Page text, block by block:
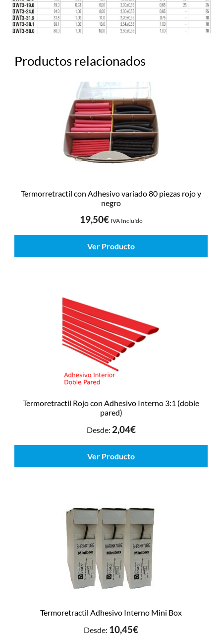
Productos relacionados
Termorretractil con Adhesivo variado 80 piezas rojo y
negro
19,50€ IVA Incluído
Ver Producto
Termoretractil Rojo con Adhesivo Interno 3:1 (doble
pared)
Desde: 2,04€
Ver Producto
Termoretractil Adhesivo Interno Mini Box
Desde: 10,45€